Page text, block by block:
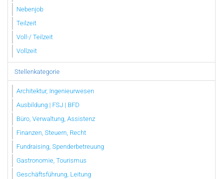
Nebenjob
Teilzeit
Voll-/ Teilzeit
Vollzeit
Stellenkategorie
Architektur, Ingenieurwesen
Ausbildung | FSJ | BFD
Büro, Verwaltung, Assistenz
Finanzen, Steuern, Recht
Fundraising, Spenderbetreuung
Gastronomie, Tourismus
Geschäftsführung, Leitung